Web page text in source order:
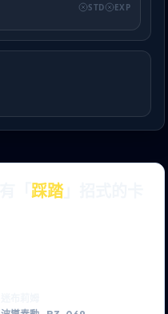
STD EXP
踩踏」招式的卡